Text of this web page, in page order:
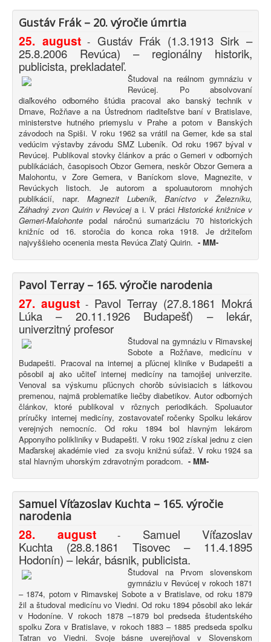
Gustáv Frák – 20. výročie úmrtia
25. august- Gustáv Frák (1.3.1913 Sirk –
25.8.2006 Revúca) – regionálny historik,
publicista, prekladateľ.
Študoval na reálnom gymnáziu v
Revúcej. Po absolvovaní
diaľkového odborného štúdia pracoval ako banský technik v
Drnave, Rožňave a na Ústrednom riaditeľstve baní v Bratislave,
ministerstve hutného priemyslu v Prahe a potom v Banských
závodoch na Spiši. V roku 1962 sa vrátil na Gemer, kde sa stal
vedúcim výstavby závodu SMZ Lubeník. Od roku 1967 býval v
Revúcej. Publikoval stovky článkov a prác o Gemeri v odborných
publikáciách, časopisoch Obzor Gemera, neskôr Obzor Gemera a
Malohontu, v Zore Gemera, v Baníckom slove, Magnezite, v
Revúckych listoch. Je autorom a spoluautorom mnohých
publikácií, napr. Magnezit Lubeník, Baníctvo v Železníku,
Záhadný zvon Quirin v Revúceja i. V práci Historické knižnice v
Gemeri-Malohonte podal náročnú sumarizáciu 70 historických
knižníc od 16. storočia do konca roka 1918. Je držiteľom
najvyššieho ocenenia mesta Revúca Zlatý Quirin. - MM-
Pavol Terray – 165. výročie narodenia
27. august - Pavol Terray (27.8.1861 Mokrá
Lúka – 20.11.1926 Budapešť) – lekár,
univerzitný profesor
Študoval na gymnáziu v Rimavskej
Sobote a Rožňave, medicínu v
Budapešti. Pracoval na internej a pľúcnej klinike v Budapešti a
pôsobil aj ako učiteľ internej medicíny na tamojšej univerzite.
Venoval sa výskumu pľúcnych chorôb súvisiacich s látkovou
premenou, najmä problematike liečby diabetikov. Autor odborných
článkov, ktoré publikoval v rôznych periodikách. Spoluautor
príručky internej medicíny, zostavovateľ ročenky Spolku lekárov
verejných nemocníc. Od roku 1894 bol hlavným lekárom
Apponyiho polikliniky v Budapešti. V roku 1902 získal jednu z cien
Maďarskej akadémie vied za svoju knižnú súťaž. V roku 1924 sa
stal hlavným uhorským zdravotným poradcom. - MM-
Samuel Víťazoslav Kuchta – 165. výročie
narodenia
28. august-
Samuel Víťazoslav
Kuchta (28.8.1861 Tisovec – 11.4.1895
Hodonín) – lekár, básnik, publicista.
Študoval na Prvom slovenskom
gymnáziu v Revúcej v rokoch 1871
– 1874, potom v Rimavskej Sobote a v Bratislave, od roku 1879
žil a študoval medicínu vo Viedni. Od roku 1894 pôsobil ako lekár
v Hodoníne. V rokoch 1878 –1879 bol predseda študentského
spolku Zora v Bratislave, v rokoch 1883 – 1885 predseda spolku
Tatran vo Viedni. Svoje básne uverejňoval v Slovenskom